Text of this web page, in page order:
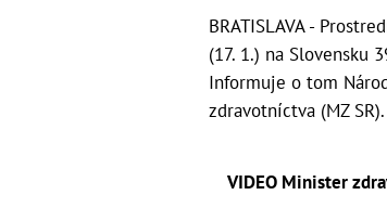
BRATISLAVA -
(17. 1.) na Slovensku
Informuje o tom
zdravotníctva (MZ SR).
VIDEO Minister